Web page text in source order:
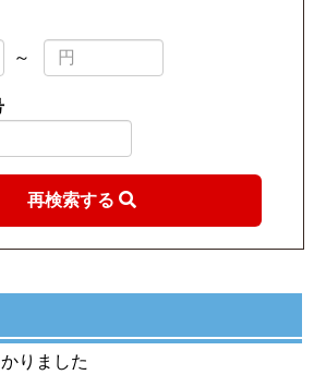
～
再検索する
りました